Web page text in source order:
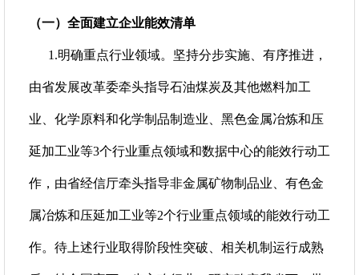
（一）全面建立企业能效清单
1.明确重点行业领域。坚持分步实施、有序推进，
由省发展改革委牵头指导石油煤炭及其他燃料加工
业、化学原料和化学制品制造业、黑色金属冶炼和压
延加工业等3个行业重点领域和数据中心的能效行动工
作，由省经信厅牵头指导非金属矿物制品业、有色金
属冶炼和压延加工业等2个行业重点领域的能效行动工
作。待上述行业取得阶段性突破、相关机制运行成熟